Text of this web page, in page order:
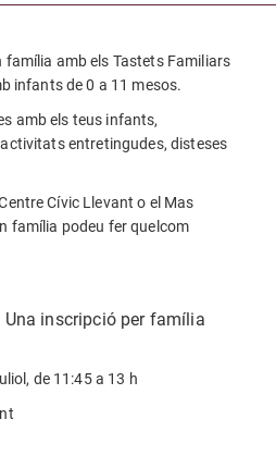
família amb els Tastets Familiars
infants de 0 a 11 mesos.
amb els teus infants,
entretingudes, disteses
Cívic Llevant o el Mas
família podeu fer quelcom
Una inscripció per família
de 11:45 a 13 h